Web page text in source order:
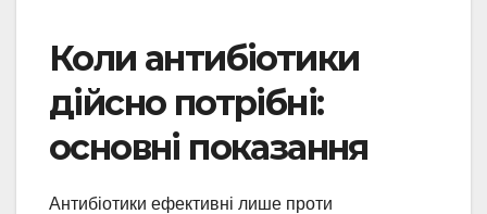
Коли антибіотики
дійсно потрібні:
основні показання
Антибіотики ефективні лише проти